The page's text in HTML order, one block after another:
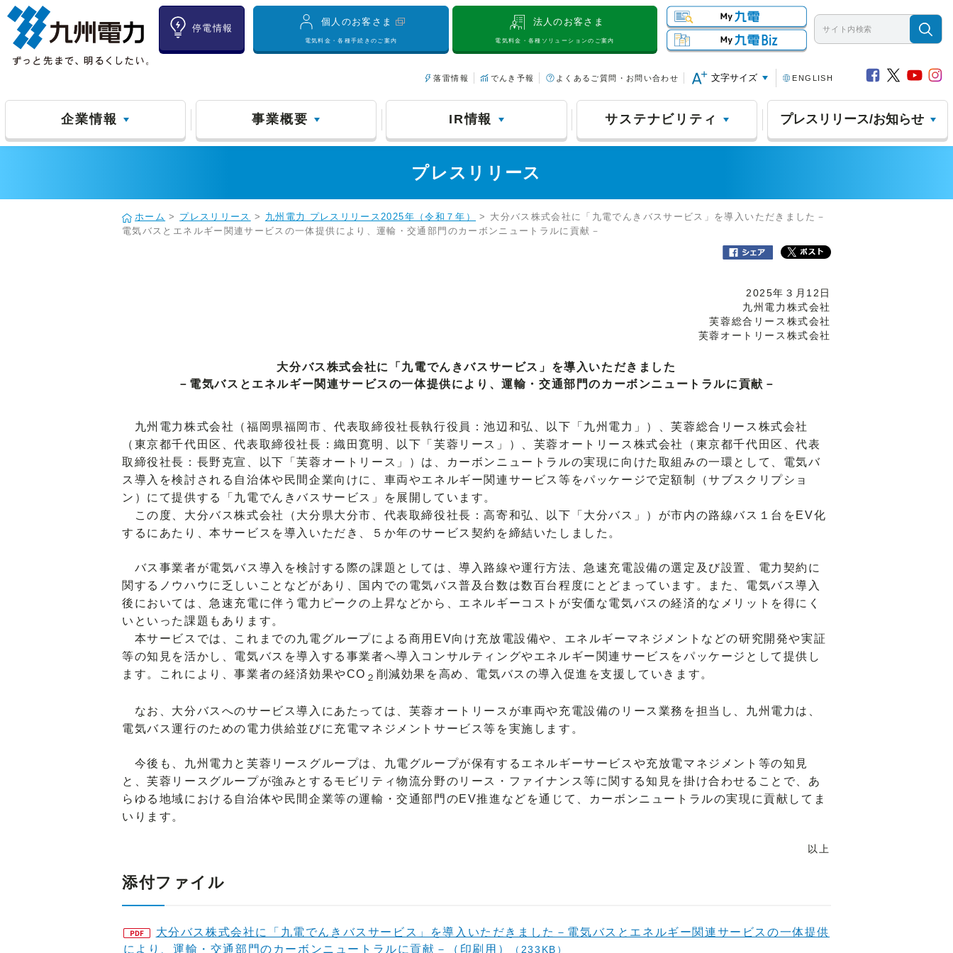
停電情報
個人のお客さま
電気料金・各種手続きのご案内
法人のお客さま
電気料金・各種ソリューションのご案内
落雷情報 でんき予報 よくあるご質問・お問い合わせ 文字サイズ ENGLISH
企業情報 事業概要 IR情報 サステナビリティ プレスリリース/お知らせ
プレスリリース
ホーム > プレスリリース > 九州電力 プレスリリース2025年（令和７年）
> 大分バス株式会社に「九電でんきバスサービス」を導入いただきました－
電気バスとエネルギー関連サービスの一体提供により、運輸・交通部門のカーボンニュートラルに貢献－
2025年３月12日
九州電力株式会社
芙蓉総合リース株式会社
芙蓉オートリース株式会社
大分バス株式会社に「九電でんきバスサービス」を導入いただきました
－電気バスとエネルギー関連サービスの一体提供により、運輸・交通部門のカーボンニュートラルに貢献－
九州電力株式会社（福岡県福岡市、代表取締役社長執行役員：池辺和弘、以下「九州電力」）、芙蓉総合リース株式会社
（東京都千代田区、代表取締役社長：織田寛明、以下「芙蓉リース」）、芙蓉オートリース株式会社（東京都千代田区、代表
取締役社長：長野克宣、以下「芙蓉オートリース」）は、カーボンニュートラルの実現に向けた取組みの一環として、電気バ
ス導入を検討される自治体や民間企業向けに、車両やエネルギー関連サービス等をパッケージで定額制（サブスクリプショ
ン）にて提供する「九電でんきバスサービス」を展開しています。
この度、大分バス株式会社（大分県大分市、代表取締役社長：高寄和弘、以下「大分バス」）が市内の路線バス１台をEV化
するにあたり、本サービスを導入いただき、５か年のサービス契約を締結いたしました。
バス事業者が電気バス導入を検討する際の課題としては、導入路線や運行方法、急速充電設備の選定及び設置、電力契約に
関するノウハウに乏しいことなどがあり、国内での電気バス普及台数は数百台程度にとどまっています。また、電気バス導入
後においては、急速充電に伴う電力ピークの上昇などから、エネルギーコストが安価な電気バスの経済的なメリットを得にく
いといった課題もあります。
本サービスでは、これまでの九電グループによる商用EV向け充放電設備や、エネルギーマネジメントなどの研究開発や実証
等の知見を活かし、電気バスを導入する事業者へ導入コンサルティングやエネルギー関連サービスをパッケージとして提供し
ます。これにより、事業者の経済効果やCO ２ 削減効果を高め、電気バスの導入促進を支援していきます。
なお、大分バスへのサービス導入にあたっては、芙蓉オートリースが車両や充電設備のリース業務を担当し、九州電力は、
電気バス運行のための電力供給並びに充電マネジメントサービス等を実施します。
今後も、九州電力と芙蓉リースグループは、九電グループが保有するエネルギーサービスや充放電マネジメント等の知見
と、芙蓉リースグループが強みとするモビリティ物流分野のリース・ファイナンス等に関する知見を掛け合わせることで、あ
らゆる地域における自治体や民間企業等の運輸・交通部門のEV推進などを通じて、カーボンニュートラルの実現に貢献してま
いります。
以上
添付ファイル
大分バス株式会社に「九電でんきバスサービス」を導入いただきました－電気バスとエネルギー関連サービスの一体提供
により、運輸・交通部門のカーボンニュートラルに貢献－（印刷用）
（233KB）